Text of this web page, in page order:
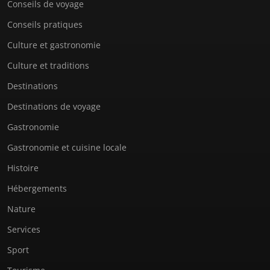
Conseils de voyage
Conseils pratiques
Culture et gastronomie
Culture et traditions
Destinations
Destinations de voyage
Gastronomie
Gastronomie et cuisine locale
Histoire
Hébergements
Nature
Services
Sport